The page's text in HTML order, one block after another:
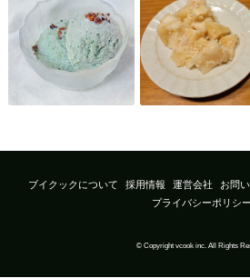
ブイクックについて 採用情報 運営会社 お問
プライバシーポリシー
© Copyright vcook inc. All Rights